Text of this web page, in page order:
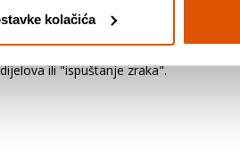
kolačića
opterećuju se gume i ostali važni
ili "ispuštanje zraka".